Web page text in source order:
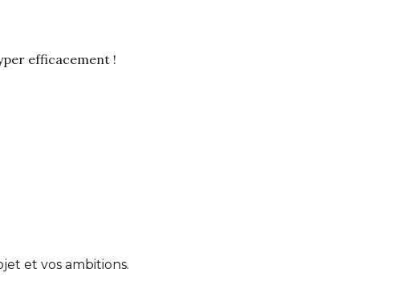
efficacement !
et vos ambitions.